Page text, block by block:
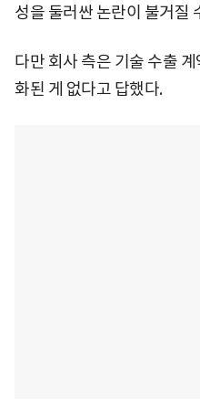
성을 둘러싼 논란이 불거질
다만 회사 측은 기술 수출
화된 게 없다고 답했다.